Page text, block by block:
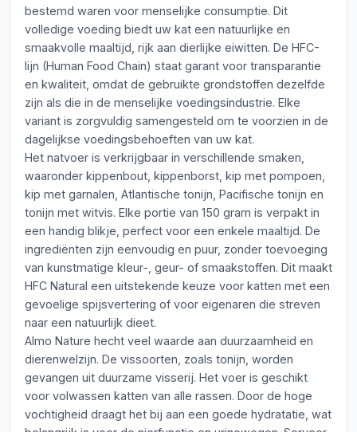
bestemd waren voor menselijke consumptie. Dit
volledige voeding biedt uw kat een natuurlijke en
smaakvolle maaltijd, rijk aan dierlijke eiwitten. De HFC-
lijn (Human Food Chain) staat garant voor transparantie
en kwaliteit, omdat de gebruikte grondstoffen dezelfde
zijn als die in de menselijke voedingsindustrie. Elke
variant is zorgvuldig samengesteld om te voorzien in de
dagelijkse voedingsbehoeften van uw kat.
Het natvoer is verkrijgbaar in verschillende smaken,
waaronder kippenbout, kippenborst, kip met pompoen,
kip met garnalen, Atlantische tonijn, Pacifische tonijn en
tonijn met witvis. Elke portie van 150 gram is verpakt in
een handig blikje, perfect voor een enkele maaltijd. De
ingrediënten zijn eenvoudig en puur, zonder toevoeging
van kunstmatige kleur-, geur- of smaakstoffen. Dit maakt
HFC Natural een uitstekende keuze voor katten met een
gevoelige spijsvertering of voor eigenaren die streven
naar een natuurlijk dieet.
Almo Nature hecht veel waarde aan duurzaamheid en
dierenwelzijn. De vissoorten, zoals tonijn, worden
gevangen uit duurzame visserij. Het voer is geschikt
voor volwassen katten van alle rassen. Door de hoge
vochtigheid draagt het bij aan een goede hydratatie, wat